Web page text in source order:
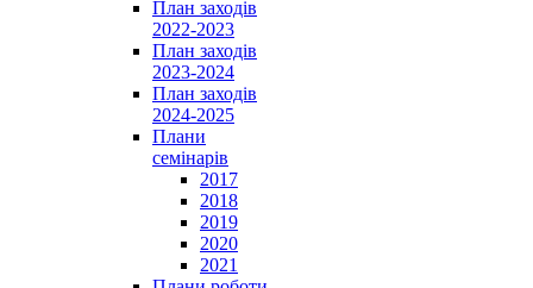
План заходів
2022-2023
План заходів
2023-2024
План заходів
2024-2025
Плани
семінарів
2017
2018
2019
2020
2021